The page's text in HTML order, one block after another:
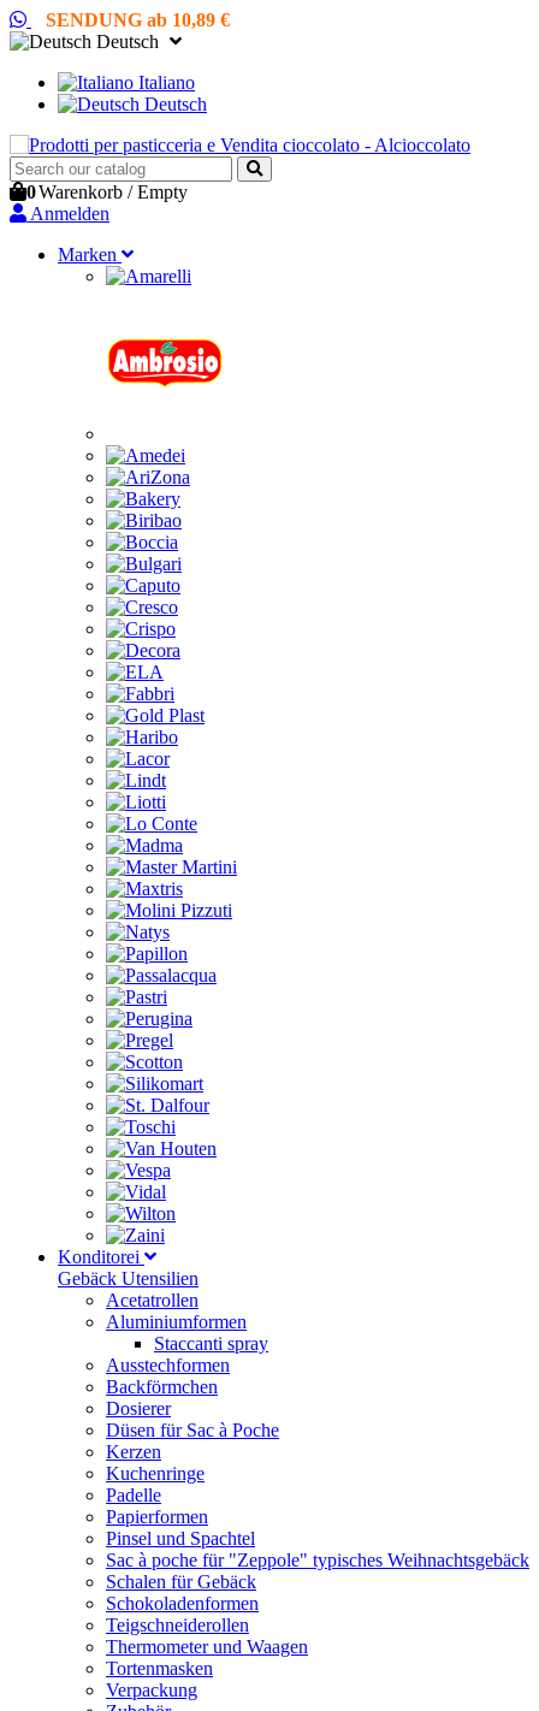
SENDUNG ab 10,89 €
Deutsch
Italiano
Deutsch
0Warenkorb /Empty
Anmelden
Marken
Konditorei
Gebäck Utensilien
Acetatrollen
Aluminiumformen
Staccanti spray
Ausstechformen
Backförmchen
Dosierer
Düsen für Sac à Poche
Kerzen
Kuchenringe
Padelle
Papierformen
Pinsel und Spachtel
Sac à poche für "Zeppole" typisches Weihnachtsgebäck
Schalen für Gebäck
Schokoladenformen
Teigschneiderollen
Thermometer und Waagen
Tortenmasken
Verpackung